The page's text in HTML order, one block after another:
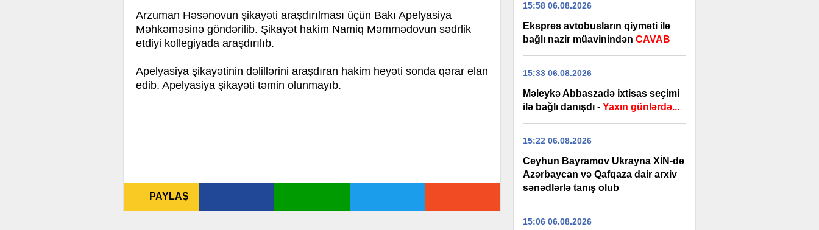
Arzuman Həsənovun şikayəti araşdırılması üçün Bakı Apelyasiya
Məhkəməsinə göndərilib. Şikayət hakim Namiq Məmmədovun sədrlik
etdiyi kollegiyada araşdırılıb.
Apelyasiya şikayətinin dəlillərini araşdıran hakim heyəti sonda qərar elan
edib. Apelyasiya şikayəti təmin olunmayıb.
PAYLAŞ
15:58 06.08.2026
Ekspres avtobusların qiyməti ilə
bağlı nazir müavinindən CAVAB
15:33 06.08.2026
Məleykə Abbaszadə ixtisas seçimi
ilə bağlı danışdı - Yaxın günlərdə...
15:22 06.08.2026
Ceyhun Bayramov Ukrayna XİN-də
Azərbaycan və Qafqaza dair arxiv
sənədlərlə tanış olub
15:06 06.08.2026